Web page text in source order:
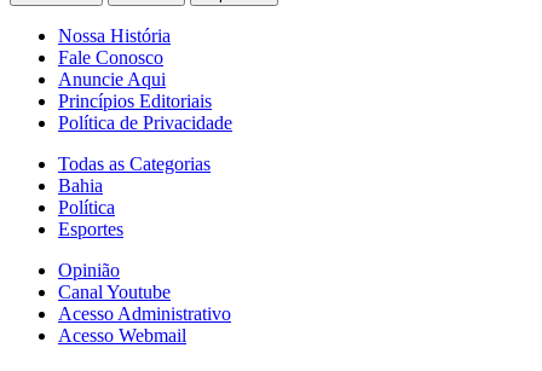
Nossa História
Fale Conosco
Anuncie Aqui
Princípios Editoriais
Política de Privacidade
Todas as Categorias
Bahia
Política
Esportes
Opinião
Canal Youtube
Acesso Administrativo
Acesso Webmail